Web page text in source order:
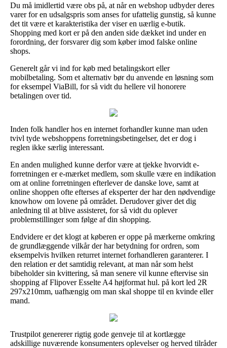
Du må imidlertid være obs på, at når en webshop udbyder deres
varer for en udsalgspris som anses for ufattelig gunstig, så kunne
det tit være et karakteristika der viser en uærlig e-butik.
Shopping med kort er på den anden side dækket ind under en
forordning, der forsvarer dig som køber imod falske online
shops.
Generelt går vi ind for køb med betalingskort eller
mobilbetaling. Som et alternativ bør du anvende en løsning som
for eksempel ViaBill, for så vidt du hellere vil honorere
betalingen over tid.
Inden folk handler hos en internet forhandler kunne man uden
tvivl tyde webshoppens forretningsbetingelser, det er dog i
reglen ikke særlig interessant.
En anden mulighed kunne derfor være at tjekke hvorvidt e-
forretningen er e-mærket medlem, som skulle være en indikation
om at online forretningen efterlever de danske love, samt at
online shoppen ofte efterses af eksperter der har den nødvendige
knowhow om lovene på området. Derudover giver det dig
anledning til at blive assisteret, for så vidt du oplever
problemstillinger som følge af din shopping.
Endvidere er det klogt at køberen er oppe på mærkerne omkring
de grundlæggende vilkår der har betydning for ordren, som
eksempelvis hvilken returret internet forhandleren garanterer. I
den relation er det samtidig relevant, at man når som helst
bibeholder sin kvittering, så man senere vil kunne eftervise sin
shopping af Flipover Esselte A4 højformat hul. på kort led 2R
297x210mm, uafhængig om man skal shoppe til en kvinde eller
mand.
Trustpilot genererer rigtig gode genveje til at kortlægge
adskillige nuværende konsumenters oplevelser og herved tilråder